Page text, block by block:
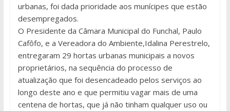
urbanas, foi dada prioridade aos munícipes que estão
desempregados.
O Presidente da Câmara Municipal do Funchal, Paulo
Cafôfo, e a Vereadora do Ambiente,Idalina Perestrelo,
entregaram 29 hortas urbanas municipais a novos
proprietários, na sequência do processo de
atualização que foi desencadeado pelos serviços ao
longo deste ano e que permitiu vagar mais de uma
centena de hortas, que já não tinham qualquer uso ou